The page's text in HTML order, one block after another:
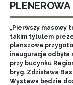
PLENEROWA
„Pierwszy masowy
takim tytułem
planszowa
inauguracja odbyła
przy budynku
bryg. Zdzisława
Wystawa będzie